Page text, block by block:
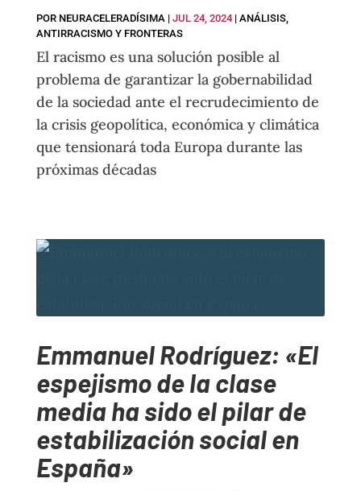
POR NEURACELERADÍSIMA | JUL 24, 2024| ANÁLISIS,
ANTIRRACISMO Y FRONTERAS
El racismo es una solución posible al
problema de garantizar la gobernabilidad
de la sociedad ante el recrudecimiento de
la crisis geopolítica, económica y climática
que tensionará toda Europa durante las
próximas décadas
Emmanuel Rodríguez: «El
espejismo de la clase
media ha sido el pilar de
estabilización social en
España»